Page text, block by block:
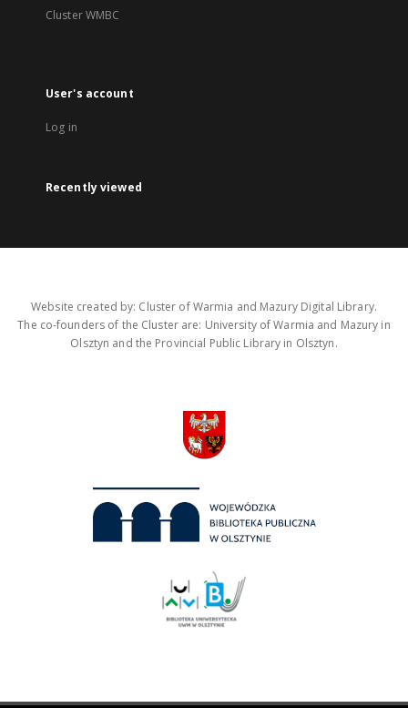
Cluster WMBC
User's account
Log in
Recently viewed
Website created by: Cluster of Warmia and Mazury Digital Library.
The co-founders of the Cluster are: University of Warmia and Mazury in
Olsztyn and the Provincial Public Library in Olsztyn.